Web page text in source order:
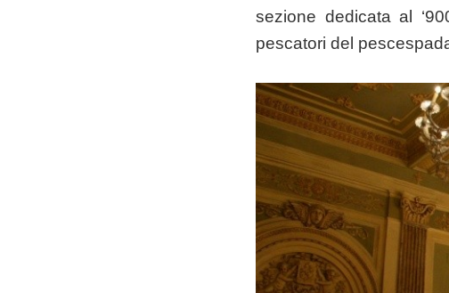
sezione dedicata al
pescatori del